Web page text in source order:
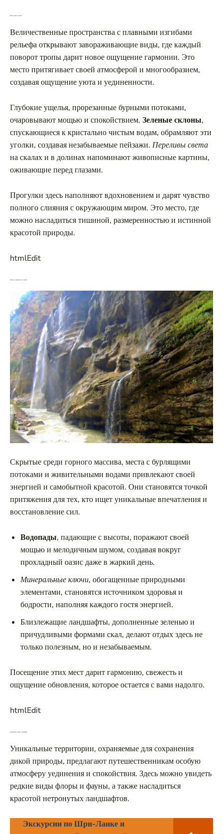
Красота долин и ущелий
Величественные пространства с плавными изгибами
рельефа открывают завораживающие виды, где каждый
поворот тропы дарит новое ощущение гармонии. Это
место притягивает своей атмосферой и многообразием,
создавая ощущение уюта и уединенности.
Глубокие ущелья, прорезанные бурными потоками,
очаровывают мощью и спокойствием. Зеленые склоны,
спускающиеся к кристально чистым водам, обрамляют эти
уголки, создавая незабываемые пейзажи. Переливы света
на скалах и в долинах напоминают живописные картины,
оживающие перед глазами.
Прогулки здесь наполняют вдохновением и дарят чувство
полного слияния с окружающим миром. Это место, где
можно насладиться тишиной, размеренностью и истинной
красотой природы.
htmlEdit
Водопады и минеральные источники
Скрытые среди горного массива, места с бурлящими
потоками и живительными водами привлекают своей
энергией и самобытной красотой. Они становятся точкой
притяжения для тех, кто ищет уникальные впечатления и
восстановление сил.
Водопады, падающие с высоты, поражают своей
мощью и мелодичным шумом, создавая вокруг
прохладный оазис даже в жаркий день.
Минеральные ключи, обогащенные природными
элементами, становятся источником здоровья и
бодрости, наполняя каждого гостя энергией.
Близлежащие ландшафты, дополненные зеленью и
причудливыми формами скал, делают отдых здесь не
только полезным, но и незабываемым.
Посещение этих мест дарит гармонию, свежесть и
ощущение обновления, которое остается с вами надолго.
htmlEdit
Национальные парки и заповедники
Уникальные территории, охраняемые для сохранения
дикой природы, предлагают путешественникам особую
атмосферу уединения и спокойствия. Здесь можно увидеть
редкие виды флоры и фауны, а также насладиться
красотой нетронутых ландшафтов.
Экскурсии по Шри-Ланке и